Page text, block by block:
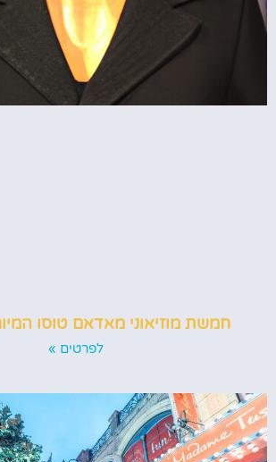
חמשת מוזיאוני מאדאם טוסו
לפרטים »